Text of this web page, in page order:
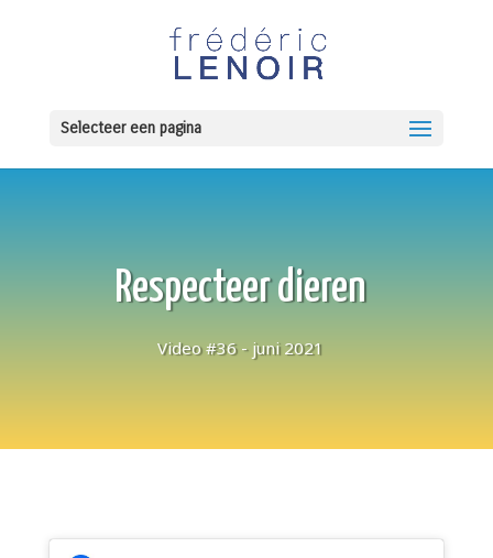
Selecteer een pagina
Respecteer dieren
Video #36 - juni 2021